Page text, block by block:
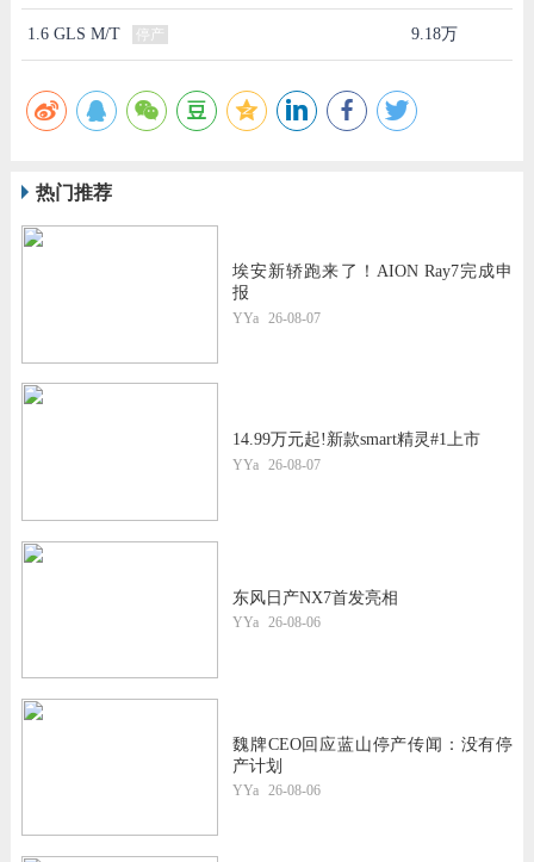
1.6 GLS M/T 停产 9.18万
热门推荐
埃安新轿跑来了！AION Ray7完成申
报
YYa 26-08-07
14.99万元起!新款smart精灵#1上市
YYa 26-08-07
东风日产NX7首发亮相
YYa 26-08-06
魏牌CEO回应蓝山停产传闻：没有停
产计划
YYa 26-08-06